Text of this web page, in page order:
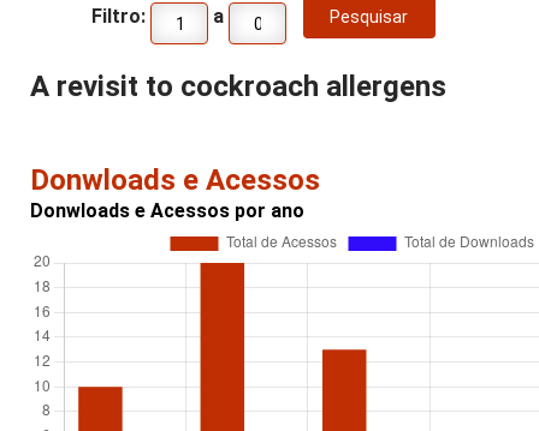
Filtro: a
A revisit to cockroach allergens
Donwloads e Acessos
Donwloads e Acessos por ano